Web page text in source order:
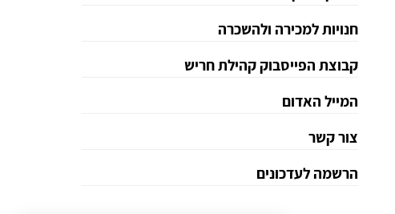
חנויות למכירה ולהשכרה
קבוצת הפייסבוק קהילת חריש
המייל האדום
צור קשר
הרשמה לעדכונים